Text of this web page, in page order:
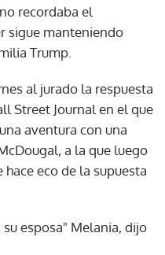
recordaba el
sigue manteniendo
Trump.
al jurado la respuesta
Street Journal en el que
aventura con una
a la que luego
hace eco de la supuesta
esposa" Melania, dijo